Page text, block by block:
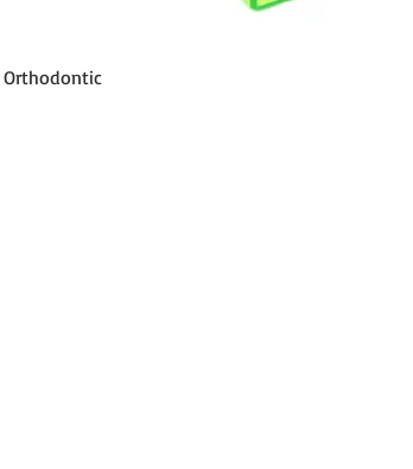
Aperçu rapide
Orthodontic